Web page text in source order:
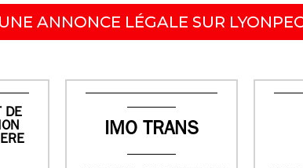
ANNONCE LÉGALE SUR
DE
IMO TRANS